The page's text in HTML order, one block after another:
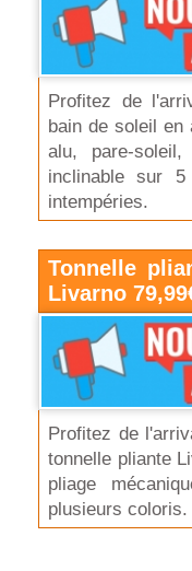
Profitez de
bain de soleil en
alu, pare-
inclinable sur
intempéries.
Tonnelle
Livarno
Profitez de
tonnelle pliante
pliage
plusieurs coloris.